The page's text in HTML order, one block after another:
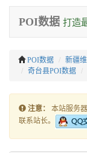
POI数据 打造
POI数据 新疆
奇台县POI数据
注意：
本站服务
联系站长。